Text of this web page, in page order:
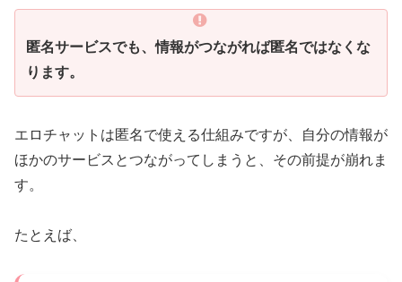
匿名サービスでも、情報がつながれば匿名ではなくな
ります。
エロチャットは匿名で使える仕組みですが、自分の情報が
ほかのサービスとつながってしまうと、その前提が崩れま
す。
たとえば、